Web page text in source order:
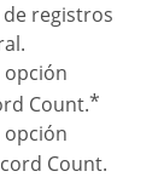
registros
opción
*
opción